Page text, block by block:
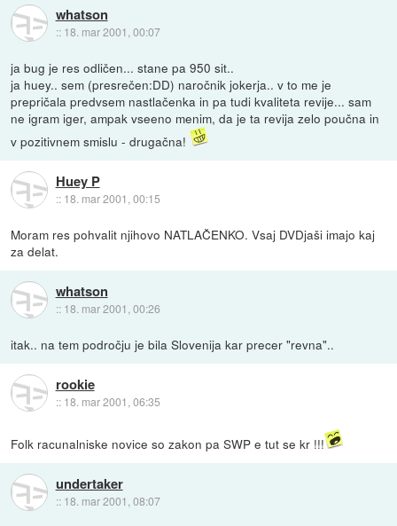
whatson
:: 18. mar 2001, 00:07
ja bug je res odličen... stane pa 950 sit..
ja huey.. sem (presrečen:DD) naročnik jokerja.. v to me je
prepričala predvsem nastlačenka in pa tudi kvaliteta revije... sam
ne igram iger, ampak vseeno menim, da je ta revija zelo poučna in
v pozitivnem smislu - drugačna!
Huey P
:: 18. mar 2001, 00:15
Moram res pohvalit njihovo NATLAČENKO. Vsaj DVDjaši imajo kaj
za delat.
whatson
:: 18. mar 2001, 00:26
itak.. na tem področju je bila Slovenija kar precer "revna"..
rookie
:: 18. mar 2001, 06:35
Folk racunalniske novice so zakon pa SWP e tut se kr !!!
undertaker
:: 18. mar 2001, 08:07